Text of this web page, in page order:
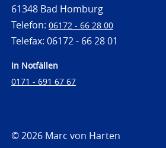
61348 Bad Homburg
Telefon: 06172 - 66 28 00
Telefax: 06172 - 66 28 01
In Notfällen
0171 - 691 67 67
© 2026 Marc von Harten